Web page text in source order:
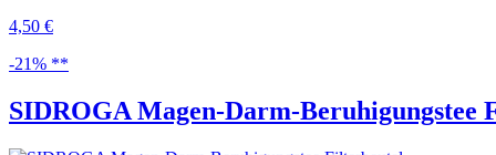
4,50 €
-21% **
SIDROGA Magen-Darm-Beruhigungstee